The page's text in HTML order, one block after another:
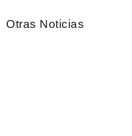
Otras Noticias